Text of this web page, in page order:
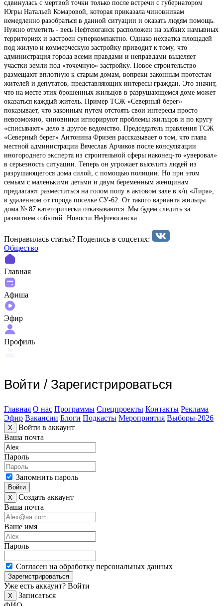
сдвинулась с мертвой точки только после встречи с губернатором
Югры Натальей Комаровой, которая приказала чиновникам
немедленно разобраться в данной ситуации и оказать людям помощь.
Нужно отметить - весь Нефтеюганск расположен на зыбких намывных
территориях и застроен суперкомпактно. Однако нехватка площадей
под жилую и коммерческую застройку приводит к тому, что
администрация города всеми правдами и неправдами выделяет
участки земли под «точечную» застройку. Новое строительство
размещают вплотную к старым домам, вопреки законным протестам
жителей и депутатов, представляющих интересы граждан. Это значит,
что на месте этих брошенных жильцов в разрушающемся доме может
оказаться каждый житель. Пример ТСЖ «Северный берег»
показывает, что законным путем отстоять свои интересы просто
невозможно, чиновники игнорируют проблемы жильцов и по кругу
«списывают» дело в другое ведомство. Председатель правления ТСЖ
«Северный берег» Антонина Фризен рассказывает о том, что глава
местной администрации Вячеслав Арчиков после консультации
иногороднего эксперта из строительной сферы наконец-то «уверовал»
в серьезность ситуации. Теперь он угрожает выселить людей из
разрушающегося дома силой, с помощью полиции. Но при этом
семьям с маленькими детьми и двум беременным женщинам
предлагают разместиться на голом полу в актовом зале в к/ц «Лира»,
в удаленном от города поселке СУ-62. От такого варианта жильцы
дома № 87 категорически отказываются. Мы будем следить за
развитием событий. Новости Нефтеюганска
Понравилась статья? Поделиcь в соцсетях:
Общество
Главная
Афиша
Эфир
Профиль
Войти / Зарегистрироваться
Главная О нас Программы Спецпроекты Контакты Реклама
Эфир Вакансии Блоги Подкасты Мероприятия Выборы-2026
X
Войти в аккаунт
Ваша почта
Пароль
Запомнить пароль
Войти
X
Создать аккаунт
Ваша почта
Ваше имя
Пароль
Согласен на обработку персональных данных
Зарегистрироваться
Уже есть аккаунт? Войти
X
Записаться